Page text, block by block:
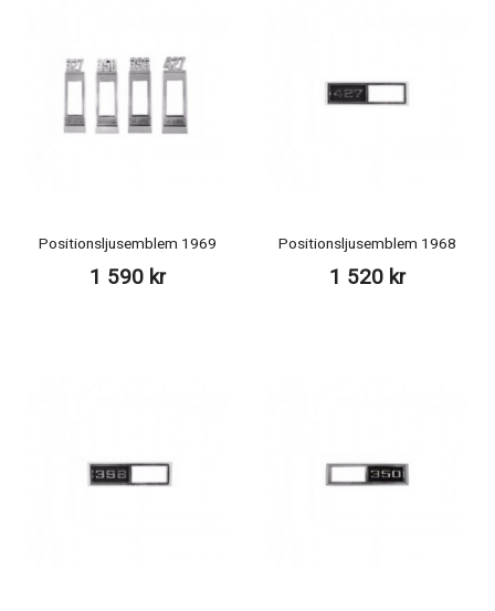
Positionsljusemblem 1969
1 590 kr
Positionsljusemblem 1968
1 520 kr